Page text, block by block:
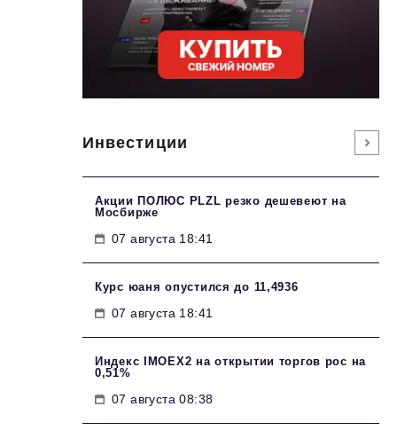
Инвестиции
Акции ПОЛЮС PLZL резко дешевеют на
Мосбирже
07 августа 18:41
Курс юаня опустился до 11,4936
07 августа 18:41
Индекс IMOEX2 на открытии торгов рос на
0,51%
07 августа 08:38